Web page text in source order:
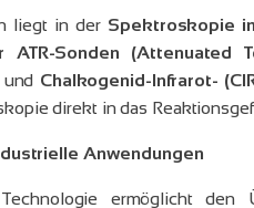
liegt in der Spektroskopie
ATR-Sonden (Attenuated
und Chalkogenid-Infrarot-
direkt in das
Anwendungen
ermöglicht